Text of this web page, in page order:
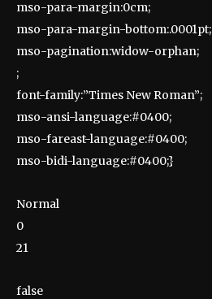
mso-para-margin:0cm;
mso-para-margin-bottom:.0001pt;
mso-pagination:widow-orphan;
;
font-family:”Times New Roman”;
mso-ansi-language:#0400;
mso-fareast-language:#0400;
mso-bidi-language:#0400;}
Normal
0
21
false